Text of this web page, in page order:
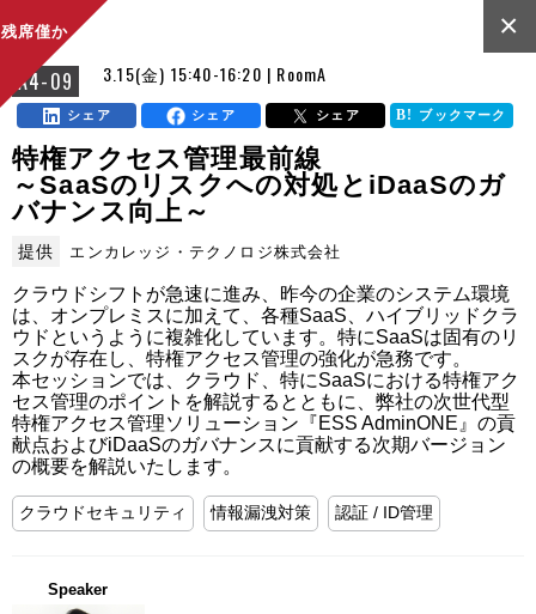
A4-09 3.15(金) 15:40-16:20 | RoomA
×
シェア シェア シェア ブックマーク
残席僅か
特権アクセス管理最前線
～SaaSのリスクへの対処とiDaaSのガ
バナンス向上～
提供 エンカレッジ・テクノロジ株式会社
クラウドシフトが急速に進み、昨今の企業のシステム環境
は、オンプレミスに加えて、各種SaaS、ハイブリッドクラ
ウドというように複雑化しています。特にSaaSは固有のリ
スクが存在し、特権アクセス管理の強化が急務です。
本セッションでは、クラウド、特にSaaSにおける特権アク
セス管理のポイントを解説するとともに、弊社の次世代型
特権アクセス管理ソリューション『ESS AdminONE』の貢
献点およびiDaaSのガバナンスに貢献する次期バージョン
の概要を解説いたします。
クラウドセキュリティ 情報漏洩対策 認証 / ID管理
Speaker